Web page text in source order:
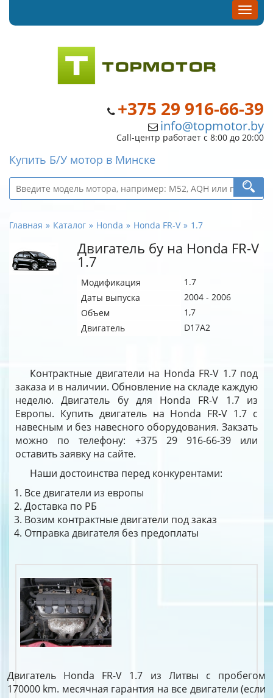
+375 29 916-66-39
info@topmotor.by
Call-центр работает с 8:00 до 20:00
Купить Б/У мотор в Минске
Главная Каталог Honda Honda FR-V 1.7
Двигатель бу на Honda FR-V
1.7
Модификация
1.7
Даты выпуска
2004 - 2006
Объем
1,7
Двигатель
D17A2
Контрактные двигатели на Honda FR-V 1.7 под
заказа и в наличии. Обновление на складе каждую
неделю. Двигатель бу для Honda FR-V 1.7 из
Европы. Купить двигатель на Honda FR-V 1.7 с
навесным и без навесного оборудования. Закзать
можно по телефону: +375 29 916-66-39 или
оставить заявку на сайте.
Наши достоинства перед конкурентами:
Все двигатели из европы
Доставка по РБ
Возим контрактные двигатели под заказ
Отправка двигателя без предоплаты
Двигатель Honda FR-V 1.7 из Литвы с пробегом
170000 km. месячная гарантия на все двигатели (если